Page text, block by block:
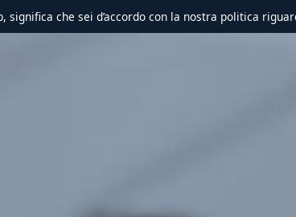
significa che sei d’accordo con la nostra politica